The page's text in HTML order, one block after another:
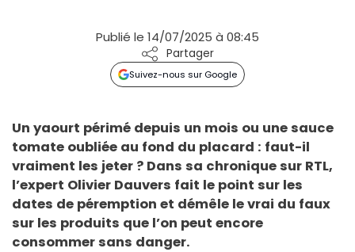
Publié le 14/07/2025 à 08:45
Partager
Suivez-nous sur Google
Un yaourt périmé depuis un mois ou une sauce
tomate oubliée au fond du placard : faut-il
vraiment les jeter ? Dans sa chronique sur RTL,
l’expert Olivier Dauvers fait le point sur les
dates de péremption et démêle le vrai du faux
sur les produits que l’on peut encore
consommer sans danger.